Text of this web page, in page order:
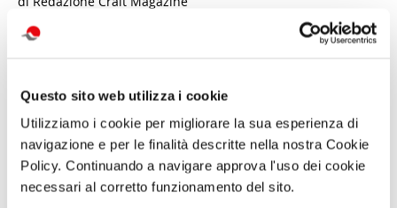
Questo sito web utilizza i cookie
Utilizziamo i cookie per migliorare la sua esperienza di
navigazione e per le finalità descritte nella nostra Cookie
Policy. Continuando a navigare approva l'uso dei cookie
necessari al corretto funzionamento del sito.